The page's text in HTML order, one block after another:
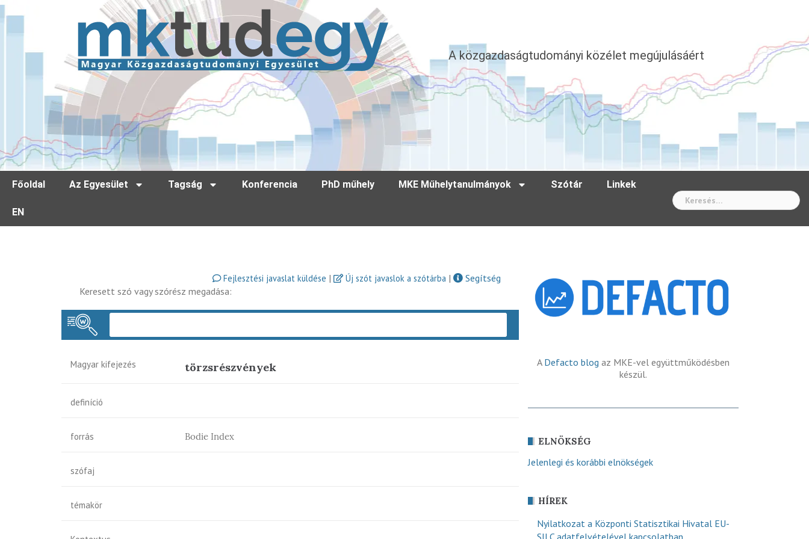
A közgazdaságtudományi közélet megújulásáért
Főoldal Az Egyesület Tagság Konferencia PhD műhely MKE Műhelytanulmányok Szótár Linkek
EN
Fejlesztési javaslat küldése | Új szót javaslok a szótárba |
Segítség
Keresett szó vagy szórész megadása:
Magyar kifejezés törzsrészvények
definíció
forrás Bodie Index
szófaj
témakör
A Defacto blog az MKE-vel együttműködésben
készül.
ELNÖKSÉG
Jelenlegi és korábbi elnökségek
HÍREK
Nyilatkozat a Központi Statisztikai Hivatal EU-
SILC adatfelvételével kapcsolatban